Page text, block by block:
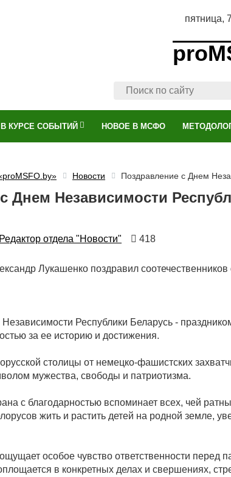
пятница,
В КУРСЕ СОБЫТИЙ НОВОЕ В МСФО
Новости Поздравление с Днем
Днем Независимости
отдела "Новости"
Количество
418
Лукашенко поздравил
Республики Беларусь -
за ее историю и достижения.
столицы от немецко-фашистских
мужества, свободы и патриотизма.
с благодарностью вспоминает всех, чей
жить и растить детей на родной земле,
особое чувство ответственности перед
в конкретных делах и свершениях,